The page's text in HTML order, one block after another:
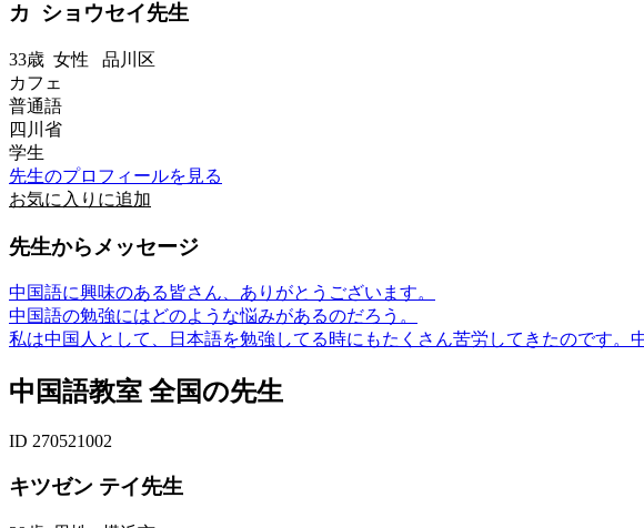
カ ショウセイ先生
33歳 女性 品川区
カフェ
普通語
四川省
学生
先生のプロフィールを見る
お気に入りに追加
先生からメッセージ
中国語に興味のある皆さん、ありがとうございます。
中国語の勉強にはどのような悩みがあるのだろう。
私は中国人として、日本語を勉強してる時にもたくさん苦労してきたのです。
中国語教室 全国の先生
ID 270521002
キツゼン テイ先生